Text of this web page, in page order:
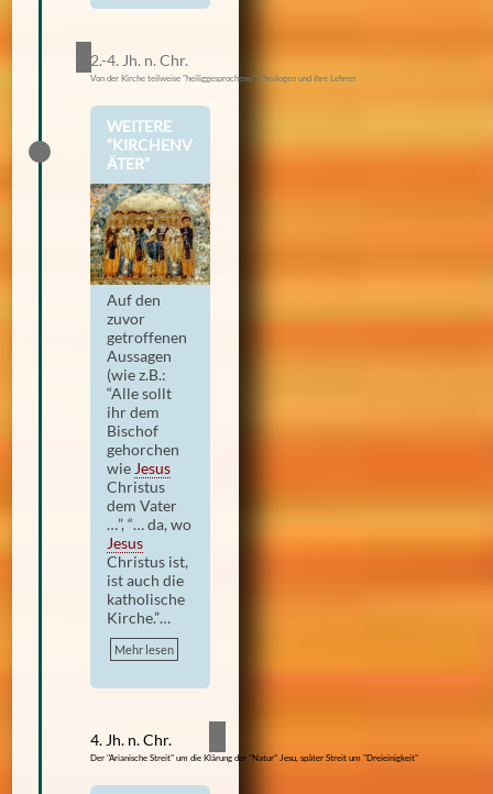
2.-4. Jh. n. Chr.
Von der Kirche teilweise "heiliggesprochene" Theologen und ihre Lehren
WEITERE
“KIRCHENV
ÄTER”
Auf den
zuvor
getroffenen
Aussagen
(wie z.B.:
“Alle sollt
ihr dem
Bischof
gehorchen
wie Jesus
Christus
dem Vater
…”, “… da, wo
Jesus
Christus ist,
ist auch die
katholische
Kirche.”…
Mehr lesen
4. Jh. n. Chr.
Der "Arianische Streit" um die Klärung der "Natur" Jesu, später Streit um "Dreieinigkeit"